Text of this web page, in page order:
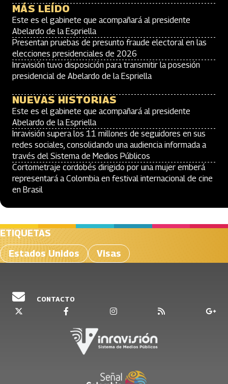
MÁS LEÍDO
Este es el gabinete que acompañará al presidente
Abelardo de la Espriella
Presentan pruebas de presunto fraude electoral en las
elecciones presidenciales de 2026
Inravisión tuvo disposición para transmitir la posesión
presidencial de Abelardo de la Espriella
NUEVAS HISTORIAS
Este es el gabinete que acompañará al presidente
Abelardo de la Espriella
Inravisión supera los 11 millones de seguidores en sus
redes sociales, consolidando una audiencia informada a
través del Sistema de Medios Públicos
Cortometraje cordobés dirigido por una mujer emberá
representará a Colombia en festival internacional de cine
en Brasil
ETIQUETAS
Estados Unidos
Visas
CONTACTO